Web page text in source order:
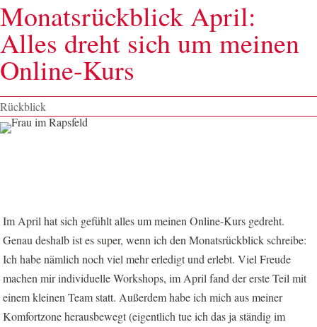
Monatsrückblick April:
Alles dreht sich um meinen
Online-Kurs
Rückblick
Im April hat sich gefühlt alles um meinen Online-Kurs gedreht.
Genau deshalb ist es super, wenn ich den Monatsrückblick schreibe:
Ich habe nämlich noch viel mehr erledigt und erlebt. Viel Freude
machen mir individuelle Workshops, im April fand der erste Teil mit
einem kleinen Team statt. Außerdem habe ich mich aus meiner
Komfortzone herausbewegt (eigentlich tue ich das ja ständig im